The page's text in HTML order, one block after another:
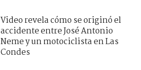
Video revela cómo se originó el
accidente entre José Antonio
Neme y un motociclista en Las
Condes